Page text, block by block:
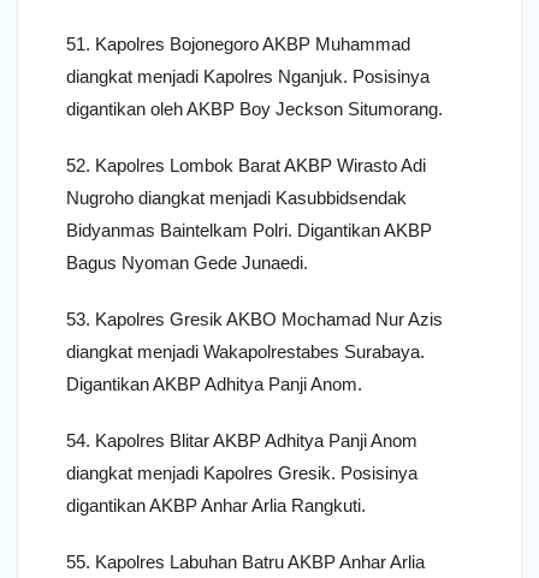
51. Kapolres Bojonegoro AKBP Muhammad
diangkat menjadi Kapolres Nganjuk. Posisinya
digantikan oleh AKBP Boy Jeckson Situmorang.
52. Kapolres Lombok Barat AKBP Wirasto Adi
Nugroho diangkat menjadi Kasubbidsendak
Bidyanmas Baintelkam Polri. Digantikan AKBP
Bagus Nyoman Gede Junaedi.
53. Kapolres Gresik AKBO Mochamad Nur Azis
diangkat menjadi Wakapolrestabes Surabaya.
Digantikan AKBP Adhitya Panji Anom.
54. Kapolres Blitar AKBP Adhitya Panji Anom
diangkat menjadi Kapolres Gresik. Posisinya
digantikan AKBP Anhar Arlia Rangkuti.
55. Kapolres Labuhan Batru AKBP Anhar Arlia